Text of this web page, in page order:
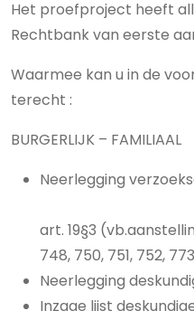
Het proefproject heeft
Rechtbank van eerste
Waarmee kan u in de
terecht :
BURGERLIJK – FAMILIAAL
Neerlegging
art. 19§3
748, 750, 751, 752,
Neerlegging
Inzage lijst